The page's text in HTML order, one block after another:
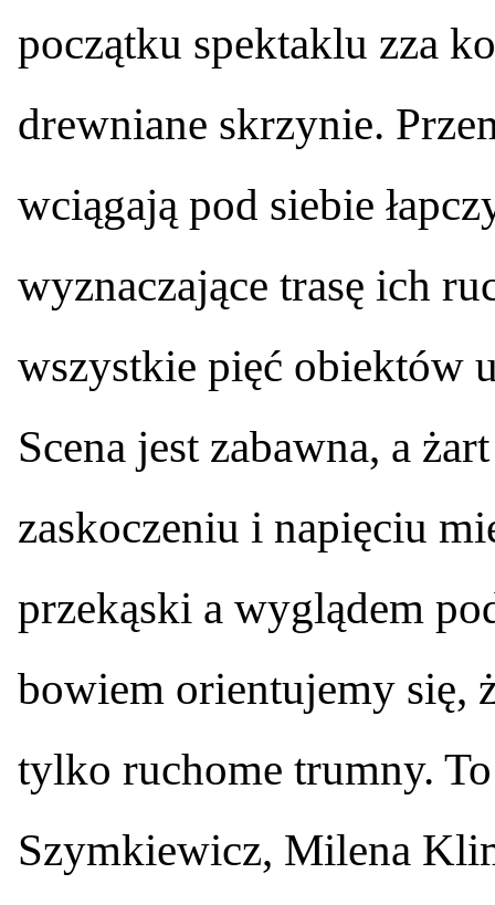
początku spektaklu zza
drewniane skrzynie.
wciągają pod siebie
wyznaczające trasę ich
wszystkie pięć obiektów
Scena jest zabawna, a
zaskoczeniu i napięciu
przekąski a wyglądem
bowiem orientujemy się,
tylko ruchome trumny.
Szymkiewicz, Milena